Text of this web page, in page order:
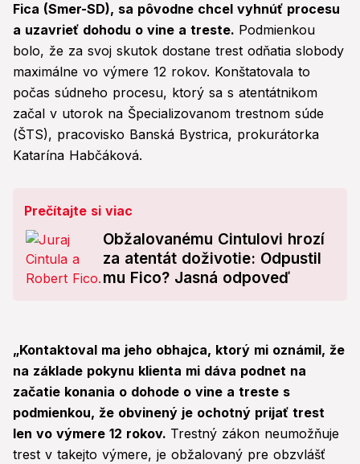
Fica (Smer-SD), sa pôvodne chcel vyhnúť procesu
a uzavrieť dohodu o vine a treste. Podmienkou
bolo, že za svoj skutok dostane trest odňatia slobody
maximálne vo výmere 12 rokov. Konštatovala to
počas súdneho procesu, ktorý sa s atentátnikom
začal v utorok na Špecializovanom trestnom súde
(ŠTS), pracovisko Banská Bystrica, prokurátorka
Katarína Habčáková.
Prečítajte si viac
Obžalovanému Cintulovi hrozí
za atentát doživotie: Odpustil
mu Fico? Jasná odpoveď
„Kontaktoval ma jeho obhajca, ktorý mi oznámil, že
na základe pokynu klienta mi dáva podnet na
začatie konania o dohode o vine a treste s
podmienkou, že obvinený je ochotný prijať trest
len vo výmere 12 rokov. Trestný zákon neumožňuje
trest v takejto výmere, je obžalovaný pre obzvlášť